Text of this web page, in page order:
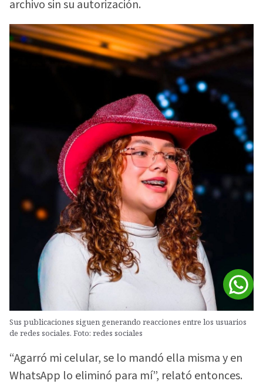
archivo sin su autorización.
Sus publicaciones siguen generando reacciones entre los usuarios
de redes sociales. Foto: redes sociales
“Agarró mi celular, se lo mandó ella misma y en
WhatsApp lo eliminó para mí”, relató entonces.